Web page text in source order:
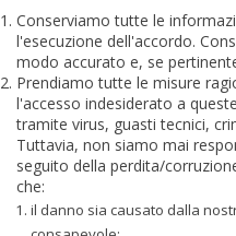
Conserviamo tutte le
l'esecuzione dell'accordo.
modo accurato e, se
Prendiamo tutte le misure
l'accesso indesiderato a
tramite virus, guasti tecnici,
Tuttavia, non siamo mai
seguito della perdita/
che:
il danno sia causato dalla